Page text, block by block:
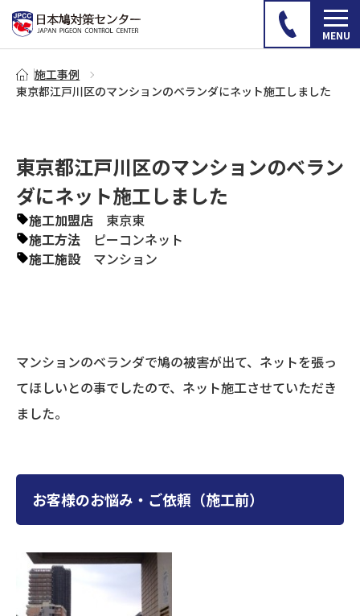
施工事例
東京都江戸川区のマンションのベランダにネット施工しました
東京都江戸川区のマンションのベラン
ダにネット施工しました
施工加盟店
東京東
施工方法
ピーコンネット
施工施設
マンション
マンションのベランダで鳩の被害が出て、ネットを張っ
てほしいとの事でしたので、ネット施工させていただき
ました。
お客様のお悩み・ご依頼（施工前）